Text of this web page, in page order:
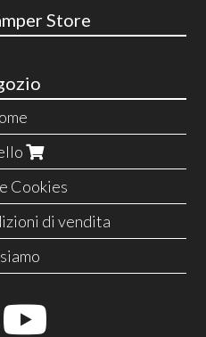
Store
Cookies
di vendita